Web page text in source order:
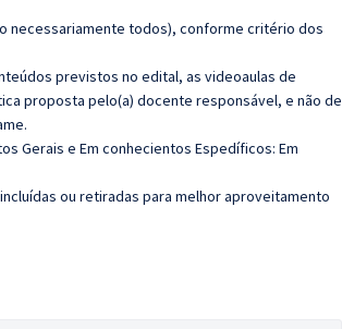
necessariamente todos), conforme critério dos
previstos no edital, as videoaulas de
proposta pelo(a) docente responsável, e não de
Gerais e Em conhecientos Espedíficos: Em
ou retiradas para melhor aproveitamento